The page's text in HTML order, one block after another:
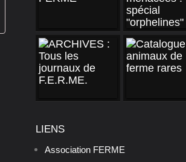
LIENS
Association FERME